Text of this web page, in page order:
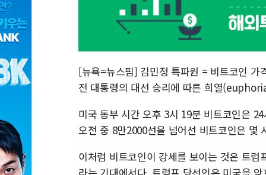
[뉴욕=뉴스핌] 김민정 특파원 = 비트코인 가
전 대통령의 대선 승리에 따른 희열
미국 동부 시간 오후 3시 19분 비트코인은
오전 중 8만2000선을 넘어선 비트코인은 몇
이처럼 비트코인이 강세를 보이는 것은 트